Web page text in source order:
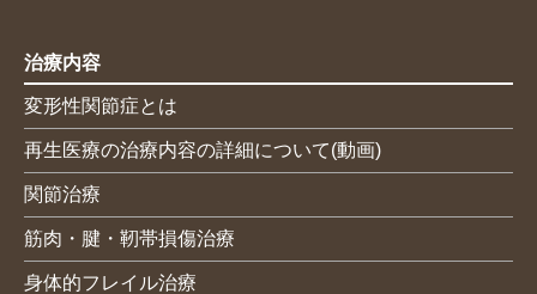
治療内容
変形性関節症とは
再生医療の治療内容の詳細について(動画)
関節治療
筋肉・腱・靭帯損傷治療
身体的フレイル治療